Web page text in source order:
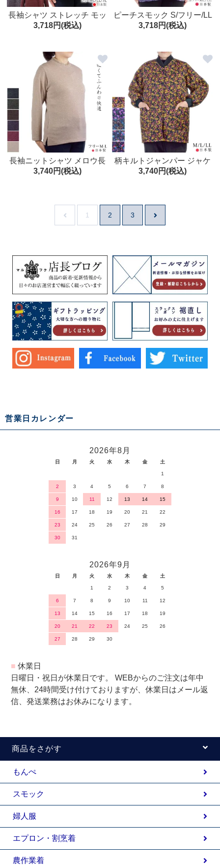
長袖シャツ ストレッチ モッ
クネック ML/LL/3L 日本製 シ
3,718円(税込)
ピーチスモック S/フリー/LL
日本製 大人スモック 前開き
3,718円(税込)
長袖ニットシャツ メロウ長
袖セーター ふんわりソフト
3,740円(税込)
柄キルトジャンパー ジャケ
ット 日本製 M/L/LL シニア
3,740円(税込)
1 2 3
営業日カレンダー
2026年8月
日 月 火 水 木 金 土
1
2 3 4 5 6 7 8
9 10 11 12 13 14 15
16 17 18 19 20 21 22
23 24 25 26 27 28 29
30 31
2026年9月
日 月 火 水 木 金 土
1 2 3 4 5
6 7 8 9 10 11 12
13 14 15 16 17 18 19
20 21 22 23 24 25 26
27 28 29 30
■ 休業日
日曜日・祝日が休業日です。 WEBからのご注文は年中
無休、24時間受け付けておりますが、休業日はメール返
信、発送業務はお休みになります。
商品をさがす
もんぺ
スモック
婦人服
エプロン・割烹着
農作業着